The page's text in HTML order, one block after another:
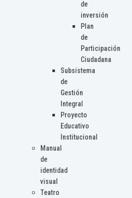
de
inversión
Plan
de
Participación
Ciudadana
Subsistema
de
Gestión
Integral
Proyecto
Educativo
Institucional
Manual
de
identidad
visual
Teatro